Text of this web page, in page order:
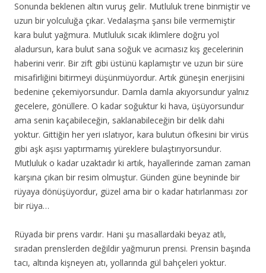
Sonunda beklenen altın vuruş gelir. Mutluluk trene binmiştir ve
uzun bir yolculuğa çıkar. Vedalaşma şansı bile vermemiştir
kara bulut yağmura. Mutluluk sıcak iklimlere doğru yol
aladursun, kara bulut sana soğuk ve acımasız kış gecelerinin
haberini verir. Bir zift gibi üstünü kaplamıştır ve uzun bir süre
misafirliğini bitirmeyi düşünmüyordur. Artık güneşin enerjisini
bedenine çekemiyorsundur. Damla damla akıyorsundur yalnız
gecelere, gönüllere. O kadar soğuktur ki hava, üşüyorsundur
ama senin kaçabileceğin, saklanabileceğin bir delik dahi
yoktur. Gittiğin her yeri ıslatıyor, kara bulutun öfkesini bir virüs
gibi aşk aşısı yaptırmamış yüreklere bulaştırıyorsundur.
Mutluluk o kadar uzaktadır ki artık, hayallerinde zaman zaman
karşına çıkan bir resim olmuştur. Günden güne beyninde bir
rüyaya dönüşüyordur, güzel ama bir o kadar hatırlanması zor
bir rüya…
Rüyada bir prens vardır. Hani şu masallardaki beyaz atlı,
sıradan prenslerden değildir yağmurun prensi. Prensin başında
tacı, altında kişneyen atı, yollarında gül bahçeleri yoktur.